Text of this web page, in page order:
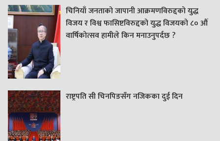
चिनियाँ जनताको जापानी आक्रमणविरुद्दको युद्ध
विजय र विश्व फासिष्टविरुद्दको युद्ध विजयको ८० औं
वार्षिकोत्सव हामीले किन मनाउनुपर्दछ ?
राष्ट्रपति सी चिनपिङसँग नजिकका दुई दिन